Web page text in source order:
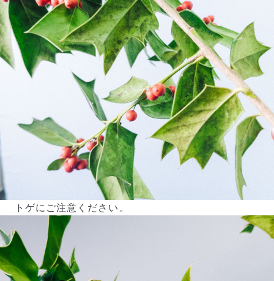
商品ページに掲載している写真は、実際にお届けする商
品を撮影したものです。お花は生き物なので、どうして
も色味やサイズ・咲き方に個体差はありますが、できる
だけ写真のイメージに近いものをお届けできるように人
の目でチェックをしています。
よくある質問
Q. 毎月自動でお花が届くサービスですか？
いいえ、毎月自動でお届けするサービスではありません。好
きな時に好きな花をご注文いただけます。
トゲにご注意ください。